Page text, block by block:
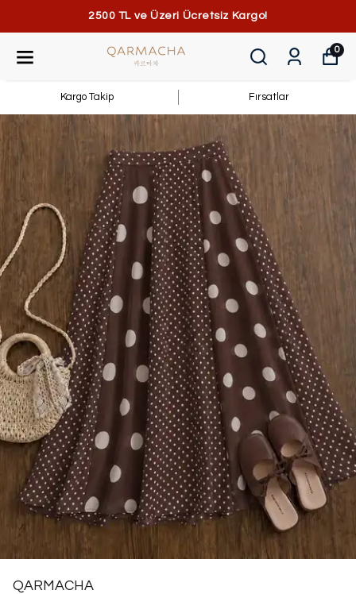
2500 TL ve Üzeri Ücretsiz Kargo!
0
Kargo Takip Fırsatlar
QARMACHA